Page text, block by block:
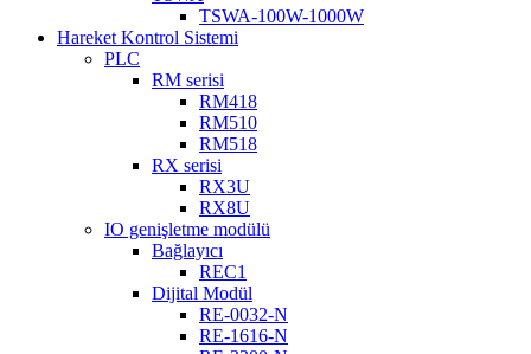
TSWA-100W-1000W
Hareket Kontrol Sistemi
PLC
RM serisi
RM418
RM510
RM518
RX serisi
RX3U
RX8U
IO genişletme modülü
Bağlayıcı
REC1
Dijital Modül
RE-0032-N
RE-1616-N